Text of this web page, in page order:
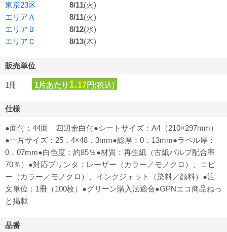
東京23区 8/11(火)
エリアＡ
8/11(火)
エリアＢ
8/12(水)
エリアＣ
8/13(木)
販売単位
1冊 1片あたり 1.17円(税込)
仕様
●面付：44面 四辺余白付●シートサイズ：A4（210×297mm）
●一片サイズ：25．4×48．3mm●総厚：0．13mm●ラベル厚：
0．07mm●白色度：約85％●材質：再生紙（古紙パルプ配合率
70％）●対応プリンタ：レーザー（カラー／モノクロ）、コピ
ー（カラー／モノクロ）、インクジェット（染料／顔料）●注
文単位：1冊（100枚）●グリーン購入法適合●GPNエコ商品ねっ
と掲載
品番